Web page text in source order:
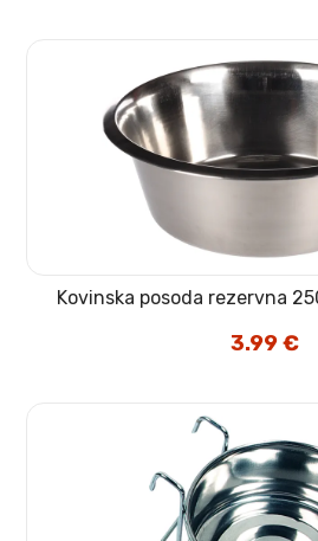
Kovinska posoda rezervna
3.99€